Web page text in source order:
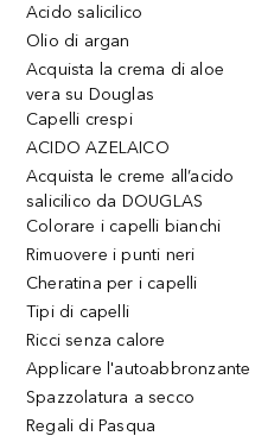
Acido salicilico
Olio di argan
Acquista la crema di aloe
vera su Douglas
Capelli crespi
ACIDO AZELAICO
Acquista le creme all’acido
salicilico da DOUGLAS
Colorare i capelli bianchi
Rimuovere i punti neri
Cheratina per i capelli
Tipi di capelli
Ricci senza calore
Applicare l'autoabbronzante
Spazzolatura a secco
Regali di Pasqua